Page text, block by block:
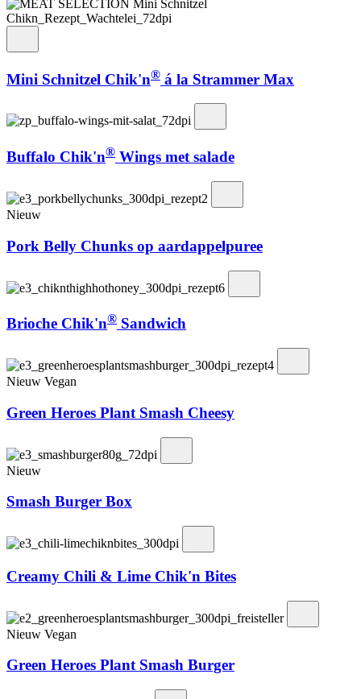
Mini Schnitzel Chik'n® á la Strammer Max
Buffalo Chik'n® Wings met salade
Nieuw
Pork Belly Chunks op aardappelpuree
Brioche Chik'n® Sandwich
Nieuw Vegan
Green Heroes Plant Smash Cheesy
Nieuw
Smash Burger Box
Creamy Chili & Lime Chik'n Bites
Nieuw Vegan
Green Heroes Plant Smash Burger